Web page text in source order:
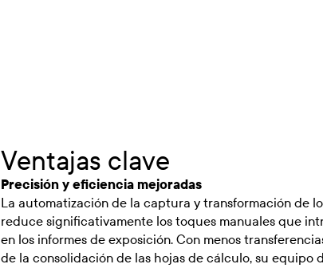
Ventajas clave
Precisión y eficiencia mejoradas
La automatización de la captura y transformación de
reduce significativamente los toques manuales que
en los informes de exposición. Con menos
de la consolidación de las hojas de cálculo, su equipo